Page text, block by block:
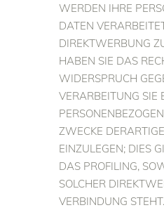
WERDEN IHRE
DATEN
DIREKTWERBUNG
HABEN SIE DAS
WIDERSPRUCH
VERARBEITUNG SIE
ZWECKE
EINZULEGEN; DIES
DAS PROFILING,
SOLCHER
VERBINDUNG